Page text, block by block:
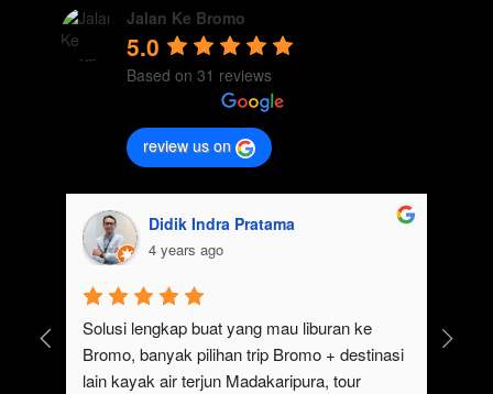
Jalan Ke Bromo
5.0
Based on 31 reviews
review us on
Didik Indra Pratama
4 years ago
Solusi lengkap buat yang mau liburan ke
Bromo, banyak pilihan trip Bromo + destinasi
lain kayak air terjun Madakaripura, tour